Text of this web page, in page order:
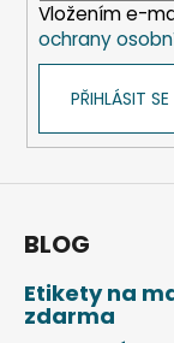
Vložením e-
ochrany
PŘIHLÁSIT SE
BLOG
Etikety na
zdarma